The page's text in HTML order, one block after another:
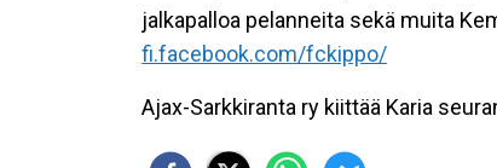
jalkapalloa pelanneita sekä muita
fi.facebook.com/fckippo/
Ajax-Sarkkiranta ry kiittää Karia